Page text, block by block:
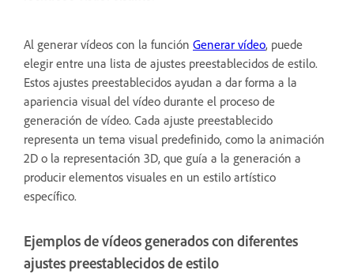
Al generar vídeos con la función Generar vídeo, puede
elegir entre una lista de ajustes preestablecidos de estilo.
Estos ajustes preestablecidos ayudan a dar forma a la
apariencia visual del vídeo durante el proceso de
generación de vídeo. Cada ajuste preestablecido
representa un tema visual predefinido, como la animación
2D o la representación 3D, que guía a la generación a
producir elementos visuales en un estilo artístico
específico.
Ejemplos de vídeos generados con diferentes
ajustes preestablecidos de estilo